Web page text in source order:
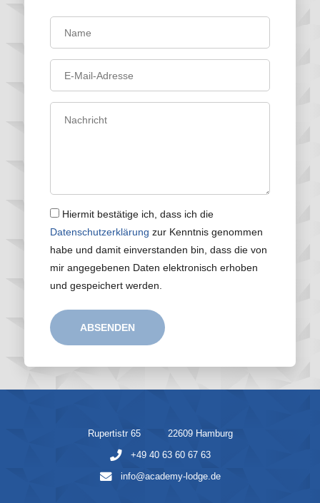
Hiermit bestätige ich, dass ich die
Datenschutzerklärung zur Kenntnis genommen
habe und damit einverstanden bin, dass die von
mir angegebenen Daten elektronisch erhoben
und gespeichert werden.
ABSENDEN
Rupertistr 65
22609 Hamburg
+49 40 63 60 67 63
info@academy-lodge.de